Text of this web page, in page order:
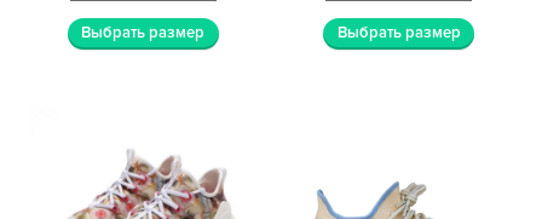
Выбрать размер Выбрать размер